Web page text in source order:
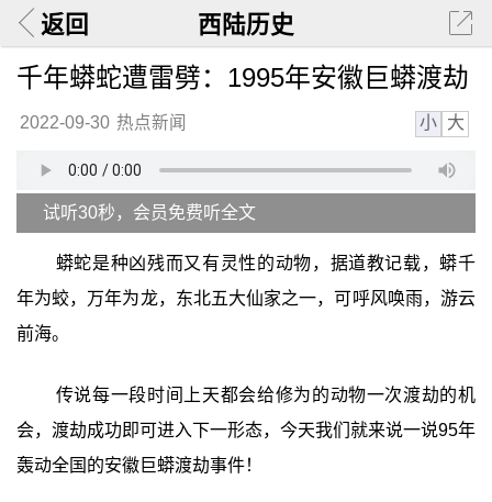
返回 西陆历史
千年蟒蛇遭雷劈：1995年安徽巨蟒渡劫
2022-09-30 热点新闻 小 大
试听30秒，会员免费听全文
蟒蛇是种凶残而又有灵性的动物，据道教记载，蟒千
年为蛟，万年为龙，东北五大仙家之一，可呼风唤雨，游云
前海。
传说每一段时间上天都会给修为的动物一次渡劫的机
会，渡劫成功即可进入下一形态，今天我们就来说一说95年
轰动全国的安徽巨蟒渡劫事件！